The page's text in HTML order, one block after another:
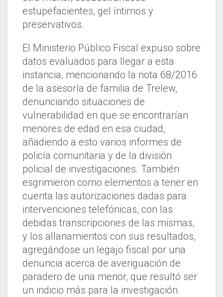
estupefacientes, gel íntimos y
preservativos.
El Ministerio Público Fiscal expuso sobre
datos evaluados para llegar a esta
instancia, mencionando la nota 68/2016
de la asesoría de familia de Trelew,
denunciando situaciones de
vulnerabilidad en que se encontrarían
menores de edad en esa ciudad,
añadiendo a esto varios informes de
policía comunitaria y de la división
policial de investigaciones. También
esgrimieron como elementos a tener en
cuenta las autorizaciones dadas para
intervenciones telefónicas, con las
debidas transcripciones de las mismas,
y los allanamientos con sus resultados,
agregándose un legajo fiscal por una
denuncia acerca de averiguación de
paradero de una menor, que resultó ser
un indicio más para la investigación.